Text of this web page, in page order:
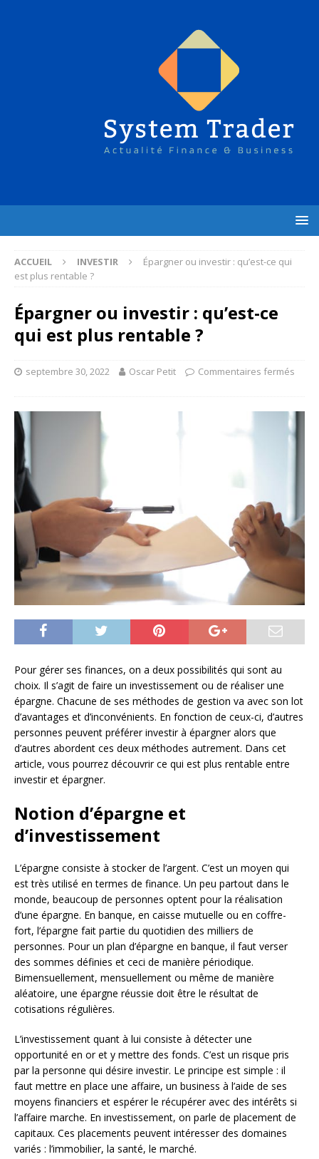
ACCUEIL INVESTIR
Épargner ou investir : qu’est-ce qui
est plus rentable ?
Épargner ou investir : qu’est-ce
qui est plus rentable ?
septembre 30, 2022 Oscar Petit Commentaires fermés
Pour gérer ses finances, on a deux possibilités qui sont au
choix. Il s’agit de faire un investissement ou de réaliser une
épargne. Chacune de ses méthodes de gestion va avec son lot
d’avantages et d’inconvénients. En fonction de ceux-ci, d’autres
personnes peuvent préférer investir à épargner alors que
d’autres abordent ces deux méthodes autrement. Dans cet
article, vous pourrez découvrir ce qui est plus rentable entre
investir et épargner.
Notion d’épargne et
d’investissement
L’épargne consiste à stocker de l’argent. C’est un moyen qui
est très utilisé en termes de finance. Un peu partout dans le
monde, beaucoup de personnes optent pour la réalisation
d’une épargne. En banque, en caisse mutuelle ou en coffre-
fort, l’épargne fait partie du quotidien des milliers de
personnes. Pour un plan d’épargne en banque, il faut verser
des sommes définies et ceci de manière périodique.
Bimensuellement, mensuellement ou même de manière
aléatoire, une épargne réussie doit être le résultat de
cotisations régulières.
L’investissement quant à lui consiste à détecter une
opportunité en or et y mettre des fonds. C’est un risque pris
par la personne qui désire investir. Le principe est simple : il
faut mettre en place une affaire, un business à l’aide de ses
moyens financiers et espérer le récupérer avec des intérêts si
l’affaire marche. En investissement, on parle de placement de
capitaux. Ces placements peuvent intéresser des domaines
variés : l’immobilier, la santé, le marché.